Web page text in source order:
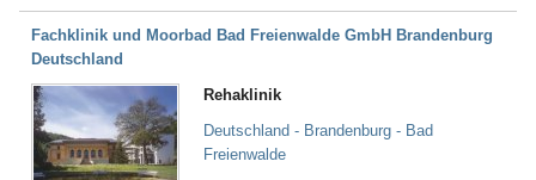
Fachklinik und Moorbad Bad Freienwalde GmbH Brandenburg
Deutschland
Rehaklinik
Deutschland - Brandenburg - Bad
Freienwalde